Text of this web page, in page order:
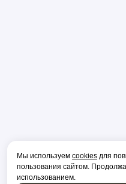
Мы используем cookies для
пользования сайтом.
использованием.